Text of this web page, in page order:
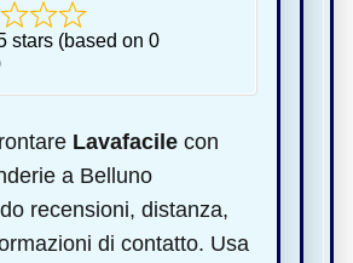
stars (based on 0
Lavafacile con
a Belluno
recensioni, distanza,
di contatto. Usa